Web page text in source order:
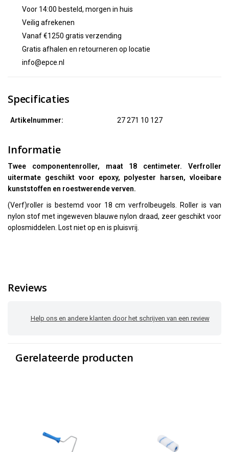
Voor 14:00 besteld, morgen in huis
Veilig afrekenen
Vanaf €1250 gratis verzending
Gratis afhalen en retourneren op locatie
info@epce.nl
Specificaties
Artikelnummer: 27 271 10 127
Informatie
Twee componentenroller, maat 18 centimeter. Verfroller
uitermate geschikt voor epoxy, polyester harsen, vloeibare
kunststoffen en roestwerende verven.
(Verf)roller is bestemd voor 18 cm verfrolbeugels. Roller is van
nylon stof met ingeweven blauwe nylon draad, zeer geschikt voor
oplosmiddelen. Lost niet op en is pluisvrij.
Reviews
Help ons en andere klanten door het schrijven van een review
Gerelateerde producten